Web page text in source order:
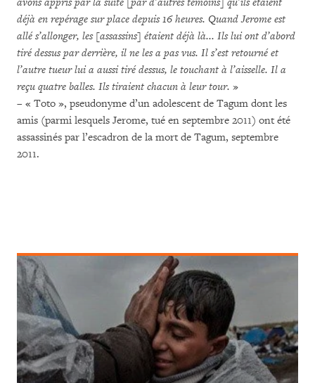
déjà en repérage sur place depuis 16 heures. Quand Jerome est
allé s’allonger, les [assassins] étaient déjà là... Ils lui ont d’abord
tiré dessus par derrière, il ne les a pas vus. Il s’est retourné et
l’autre tueur lui a aussi tiré dessus, le touchant à l’aisselle. Il a
reçu quatre balles. Ils tiraient chacun à leur tour. »
– « Toto », pseudonyme d’un adolescent de Tagum dont les
amis (parmi lesquels Jerome, tué en septembre 2011) ont été
assassinés par l’escadron de la mort de Tagum, septembre
2011.